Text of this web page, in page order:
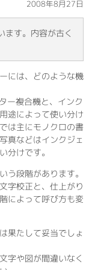
2008年8月27日
ます。内容が古く
には、どのような機
ー複合機と、インク
途によって使い分け
は主にモノクロの書
真などはインクジェ
分けです。
う段階があります。
字校正と、仕上がり
によって呼び方も変
果たして妥当でしょ
字や図が間違いなく